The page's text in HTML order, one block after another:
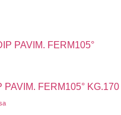
PAVIM. FERM105° KG.170